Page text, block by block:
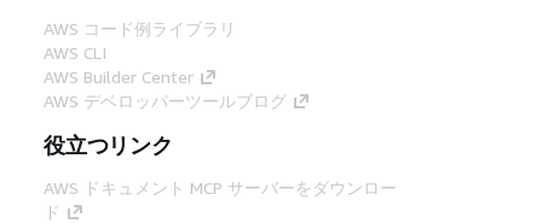
AWS コード例ライブラリ
AWS CLI
AWS Builder Center
AWS デベロッパーツールブログ
役立つリンク
AWS ドキュメント MCP サーバーをダウンロー
ド